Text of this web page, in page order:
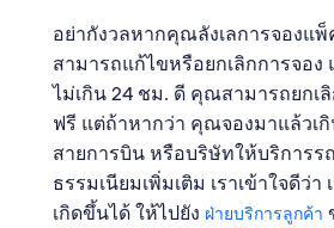
อย่ากังวลหากคุณลังเลการจองแ
สามารถแก้ไขหรือยกเลิกการจอง
ไม่เกิน 24 ชม. ดี คุณสามารถยกเ
ฟรี แต่ถ้าหากว่า คุณจองมาแล้วเ
สายการบิน หรือบริษัทให้บริการรถ
ธรรมเนียมเพิ่มเติม เราเข้าใจดีว่
เกิดขึ้นได้ ให้ไปยัง ฝ่ายบริการลูกค้า